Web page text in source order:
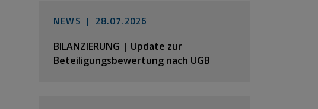
NEWS | 28.07.2026
BILANZIERUNG | Update zur
Beteiligungsbewertung nach UGB